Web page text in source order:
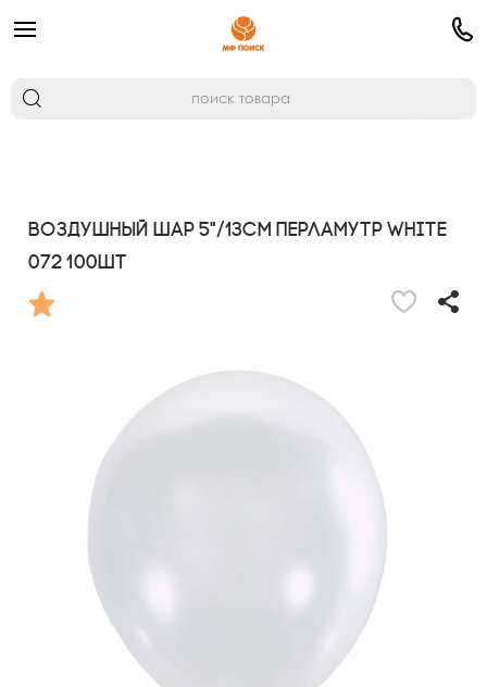
Воздушный шар 5"/13см Перламутр WHITE
072 100шт